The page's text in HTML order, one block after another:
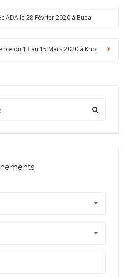
ADA le 28 Février 2020 à Buea
du 13 au 15 Mars 2020 à Kribi